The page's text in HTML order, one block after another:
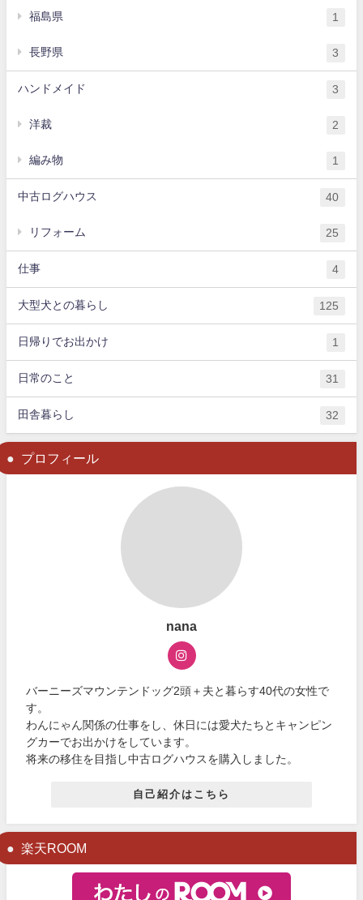
福島県 1
長野県 3
ハンドメイド 3
洋裁 2
編み物 1
中古ログハウス 40
リフォーム 25
仕事 4
大型犬との暮らし 125
日帰りでお出かけ 1
日常のこと 31
田舎暮らし 32
プロフィール
nana
バーニーズマウンテンドッグ2頭＋夫と暮らす40代の女性で
す。
わんにゃん関係の仕事をし、休日には愛犬たちとキャンピン
グカーでお出かけをしています。
将来の移住を目指し中古ログハウスを購入しました。
自己紹介はこちら
楽天ROOM